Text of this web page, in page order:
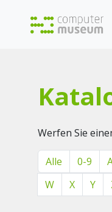
Werfen Sie
Alle 0-9
W
X Y